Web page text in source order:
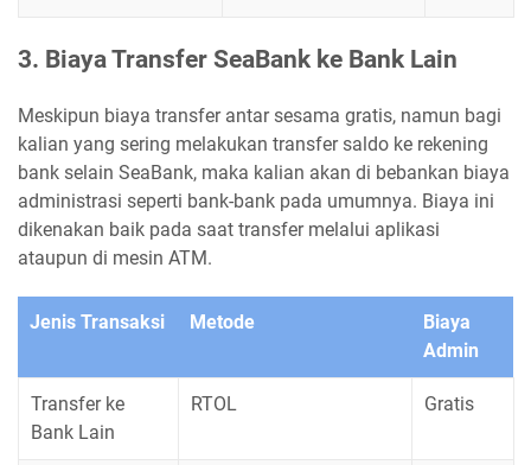
3. Biaya Transfer SeaBank ke Bank Lain
Meskipun biaya transfer antar sesama gratis, namun bagi
kalian yang sering melakukan transfer saldo ke rekening
bank selain SeaBank, maka kalian akan di bebankan biaya
administrasi seperti bank-bank pada umumnya. Biaya ini
dikenakan baik pada saat transfer melalui aplikasi
ataupun di mesin ATM.
Jenis Transaksi Metode
Biaya
Admin
Transfer ke
Bank Lain
RTOL Gratis